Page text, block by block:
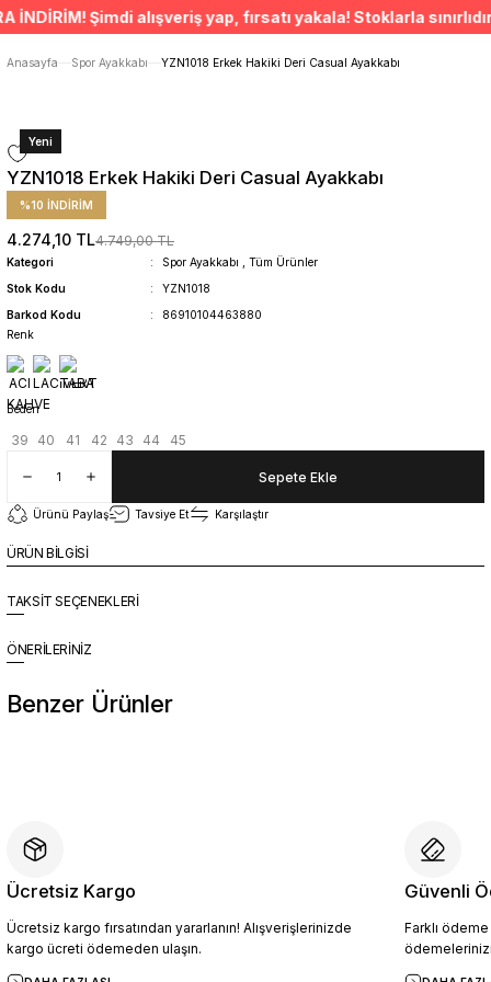
ÜCRETSİZ TESLİMAT İMKANI
SÜRDÜRÜLEBİLİR ÜRÜNLER
Anasayfa
Spor Ayakkabı YZN1018 Erkek Hakiki Deri Casual Ayakkabı
Yeni
YZN1018 Erkek Hakiki Deri Casual Ayakkabı
%10 İNDİRİM
4.274,10 TL4.749,00 TL
Kategori Spor Ayakkabı
Tüm Ürünler
Stok Kodu
YZN1018
Barkod Kodu
86910104463880
Renk
Beden
39 40 41 42 43 44 45
Sepete Ekle
Ürünü Paylaş Tavsiye Et Karşılaştır
ÜRÜN BİLGİSİ
TAKSİT SEÇENEKLERİ
ÖNERİLERİNİZ
Benzer Ürünler
4.094,10 TL
4.549,00 TL
Sepete Ekle
Ücretsiz Kargo
Ücretsiz kargo fırsatından yararlanın! Alışverişlerinizde
kargo ücreti ödemeden ulaşın.
Güvenli
Farklı
Şimdi alışveriş yap, fırsatı yakala! Stoklarla